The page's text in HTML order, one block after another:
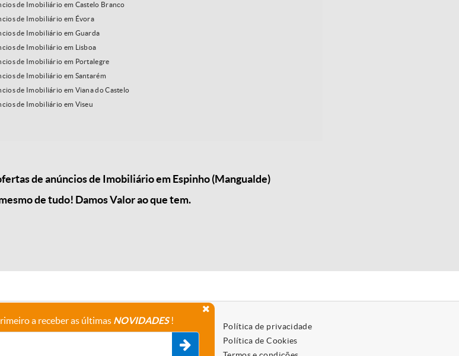
de Imobiliário em Castelo Branco
de Imobiliário em Évora
de Imobiliário em Guarda
de Imobiliário em Lisboa
de Imobiliário em Portalegre
de Imobiliário em Santarém
de Imobiliário em Viana do Castelo
de Imobiliário em Viseu
de anúncios de Imobiliário em Espinho (Mangualde)
de tudo! Damos Valor ao que tem.
A empresa
Política de privacidade
Política de Cookies
a receber as últimas NOVIDADES!